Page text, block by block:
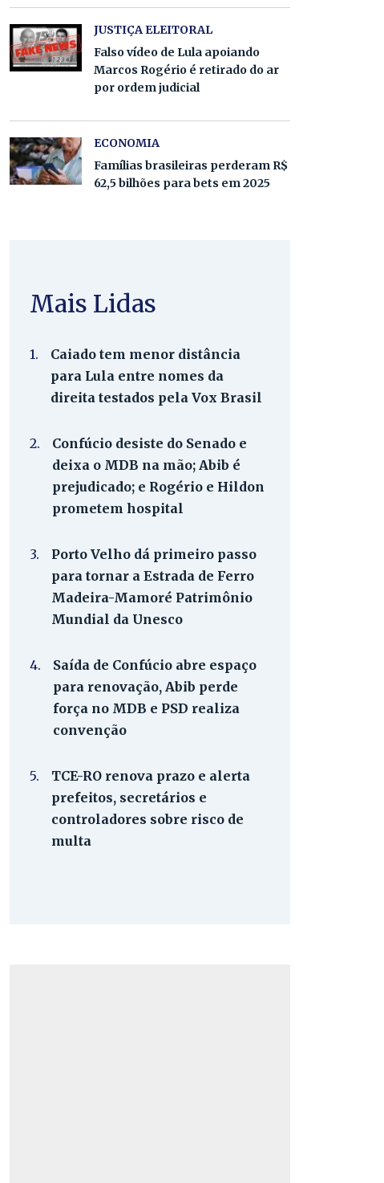
JUSTIÇA ELEITORAL
Falso vídeo de Lula apoiando
Marcos Rogério é retirado do ar
por ordem judicial
ECONOMIA
Famílias brasileiras perderam R$
62,5 bilhões para bets em 2025
Mais Lidas
1.
Caiado tem menor distância
para Lula entre nomes da
direita testados pela Vox Brasil
2.
Confúcio desiste do Senado e
deixa o MDB na mão; Abib é
prejudicado; e Rogério e Hildon
prometem hospital
3.
Porto Velho dá primeiro passo
para tornar a Estrada de Ferro
Madeira-Mamoré Patrimônio
Mundial da Unesco
4.
Saída de Confúcio abre espaço
para renovação, Abib perde
força no MDB e PSD realiza
convenção
5.
TCE-RO renova prazo e alerta
prefeitos, secretários e
controladores sobre risco de
multa